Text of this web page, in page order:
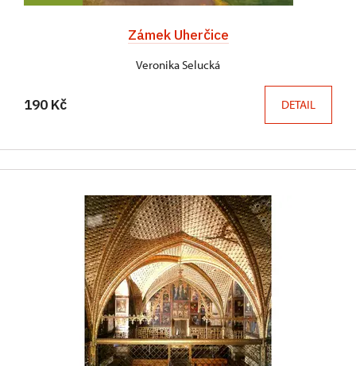
Zámek Uherčice
Veronika Selucká
190 Kč DETAIL